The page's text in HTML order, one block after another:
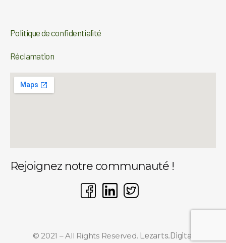
Politique de confidentialité
Réclamation
Rejoignez notre communauté !
© 2021 – All Rights Reserved. Lezarts.Digital